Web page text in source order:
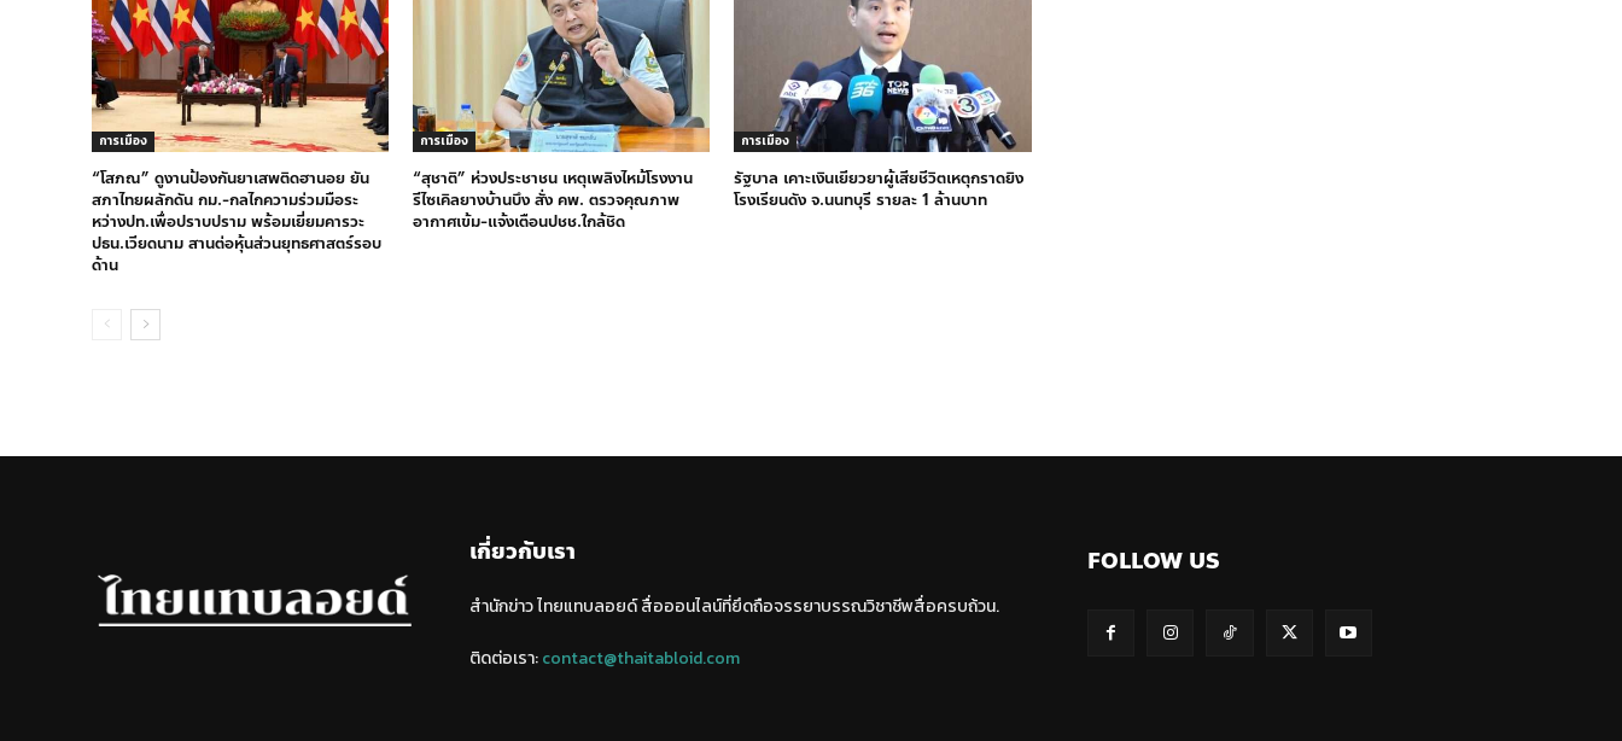
การเมือง
“โสภณ” ดูงานป้องกันยาเสพติดฮานอย ยัน
สภาไทยผลักดัน กม.-กลไกความร่วมมือระ
หว่างปท.เพื่อปราบปราม พร้อมเยี่ยมคารวะ
ปธน.เวียดนาม สานต่อหุ้นส่วนยุทธศาสตร์รอบ
ด้าน
การเมือง
“สุชาติ” ห่วงประชาชน เหตุเพลิงไหม้โรงงาน
รีไซเคิลยางบ้านบึง สั่ง คพ. ตรวจคุณภาพ
อากาศเข้ม-แจ้งเตือนปชช.ใกล้ชิด
การเมือง
รัฐบาล เคาะเงินเยียวยาผู้เสียชีวิตเหตุกราดยิง
โรงเรียนดัง จ.นนทบุรี รายละ 1 ล้านบาท
เกี่ยวกับเรา
สำนักข่าว ไทยแทบลอยด์ สื่อออนไลน์ที่ยึดถือจรรยาบรรณวิชาชีพสื่อครบถ้วน.
ติดต่อเรา:contact@thaitabloid.com
FOLLOW US